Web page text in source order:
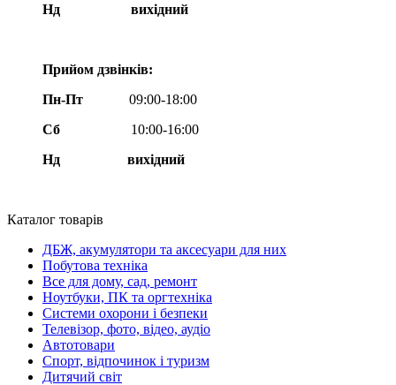
Нд
вихідний
Прийом дзвінків:
Пн-Пт
09:00-18:00
Сб
10:00-16:00
Нд вихідний
Каталог товарів
ДБЖ, акумулятори та аксесуари для них
Побутова техніка
Все для дому, сад, ремонт
Ноутбуки, ПК та оргтехніка
Системи охорони і безпеки
Телевізор, фото, відео, аудіо
Автотовари
Спорт, відпочинок і туризм
Дитячий світ